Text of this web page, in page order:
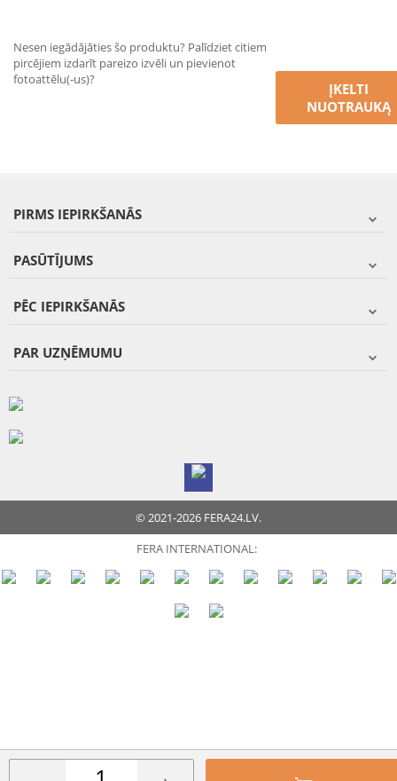
Nesen iegādājāties šo produktu? Palīdziet citiem
pircējiem izdarīt pareizo izvēli un pievienot
fotoattēlu(-us)?
ĮKELTI
NUOTRAUKĄ
PIRMS IEPIRKŠANĀS
PASŪTĪJUMS
PĒC IEPIRKŠANĀS
PAR UZŅĒMUMU
© 2021-2026 FERA24.LV.
FERA INTERNATIONAL: